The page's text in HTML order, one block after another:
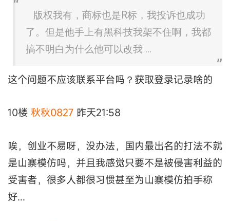
版权我有，商标也是R标，我投诉也成功
了。但是他手上有黑科技我架不住啊，我都
搞不明白为什么他可以改我 ...
这个问题不应该联系平台吗？获取登录记录啥的
10楼 秋秋0827 昨天21:58
唉，创业不易呀，没办法，国内最出名的打法不就
是山寨模仿吗，并且我感觉只要不是被侵害利益的
受害者，很多人都很习惯甚至为山寨模仿拍手称
好...